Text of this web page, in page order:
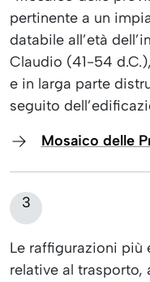
pertinente a un
databile all’età
Claudio (41-54
e in larga parte
seguito
Mosaico delle
3
Le raffigurazioni più
relative al trasporto,